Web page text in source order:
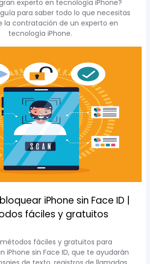
experto en tecnología iPhone?
para saber todo lo que necesitas
la contratación de un experto en
tecnología iPhone.
iPhone sin Face ID |
fáciles y gratuitos
métodos fáciles y gratuitos para
iPhone sin Face ID, que te ayudarán